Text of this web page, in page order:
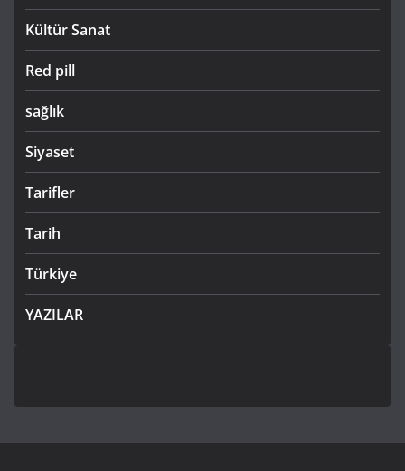
Kültür Sanat
Red pill
sağlık
Siyaset
Tarifler
Tarih
Türkiye
YAZILAR